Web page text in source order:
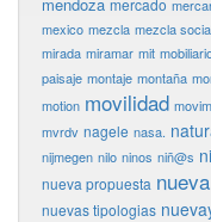
mercado
mexico mezcla mezcla
mirada miramar mit
paisaje montaje montaña
motion movilidad
mvrdv nagele nasa.
nijmegen nilo ninos niñ@s
nueva propuesta
nuevas tipologias